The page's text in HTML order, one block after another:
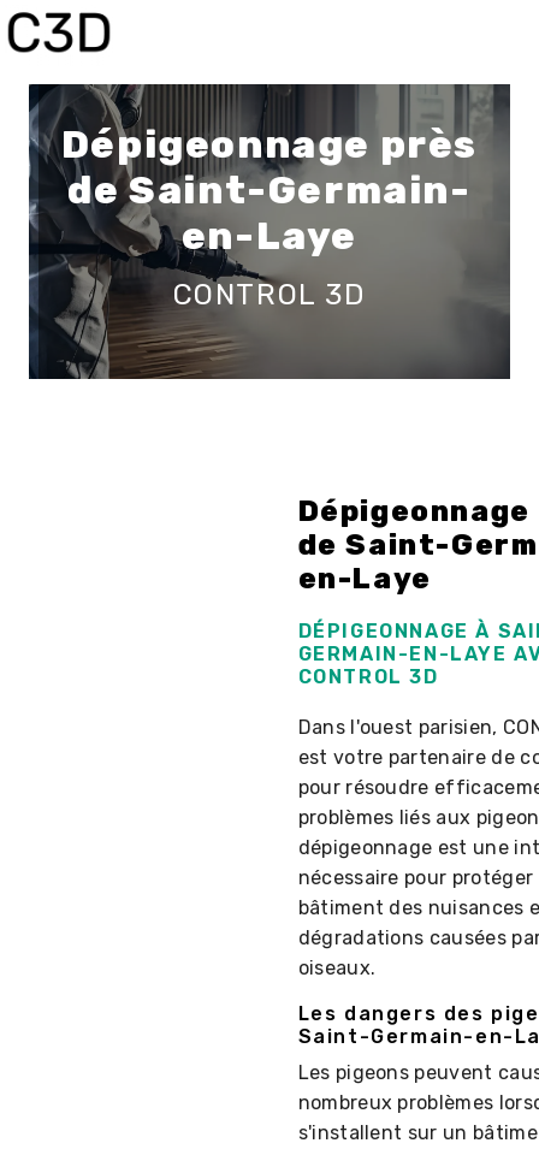
Dépigeonnage près
de Saint-Germain-
en-Laye
CONTROL 3D
de Saint-
en-Laye
DÉPIGEONNAGE À
GERMAIN-EN-LAYE
CONTROL 3D
Dans l'ouest parisien,
est votre partenaire de
pour résoudre
problèmes liés aux
dépigeonnage est une
nécessaire pour
bâtiment des nuisances
dégradations causées
oiseaux.
Les dangers des
Saint-Germain-en-
Les pigeons peuvent
nombreux problèmes
s'installent sur un
Panneau de gestion des cookies